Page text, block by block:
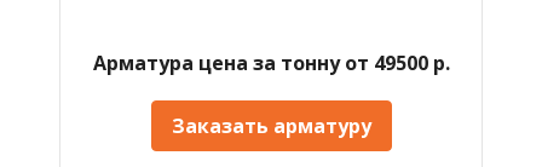
Арматура цена за тонну от 49500 р.
Заказать арматуру